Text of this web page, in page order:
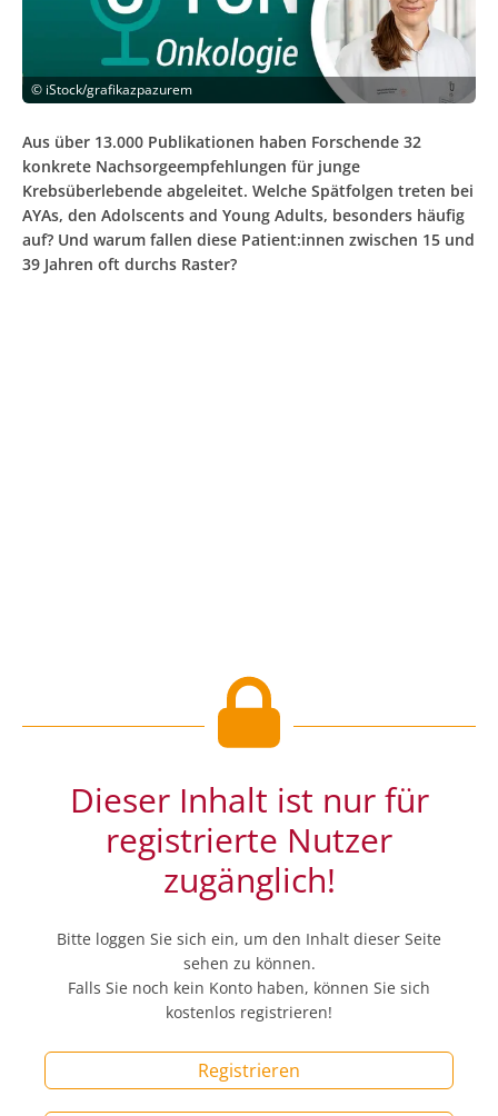
© iStock/grafikazpazurem
Aus über 13.000 Publikationen haben Forschende 32
konkrete Nachsorgeempfehlungen für junge
Krebsüberlebende abgeleitet. Welche Spätfolgen treten bei
AYAs, den Adolscents and Young Adults, besonders häufig
auf? Und warum fallen diese Patient:innen zwischen 15 und
39 Jahren oft durchs Raster?
Dieser Inhalt ist nur für
registrierte Nutzer
zugänglich!
Bitte loggen Sie sich ein, um den Inhalt dieser Seite
sehen zu können.
Falls Sie noch kein Konto haben, können Sie sich
kostenlos registrieren!
Registrieren